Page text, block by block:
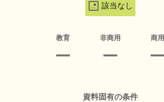
該当なし
教育 非商用 商用
資料固有の条件